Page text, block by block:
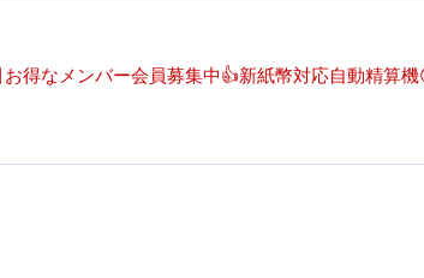
得なメンバー会員募集中👍新紙幣対応自動精算